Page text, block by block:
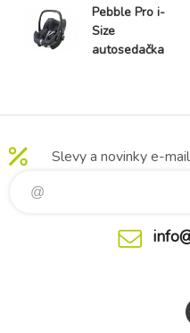
Pebble Pro i-
Size
autosedačka
Slevy a novinky e-